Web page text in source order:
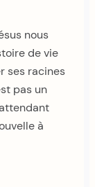
nous
de vie
ses racines
pas un
à